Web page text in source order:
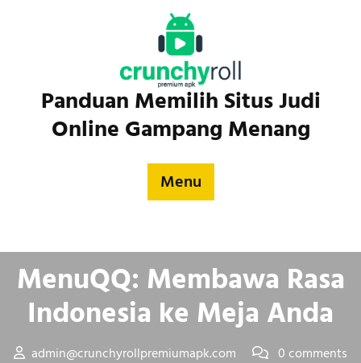
Panduan Memilih Situs Judi
Online Gampang Menang
Menu
MenuQQ: Membawa Rasa
Indonesia ke Meja Anda
admin@crunchyrollpremiumapk.com
0 comments